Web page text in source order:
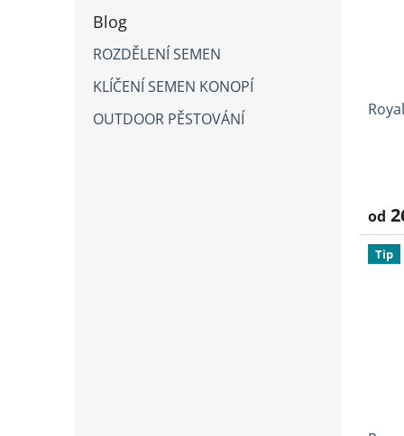
Blog
ROZDĚLENÍ SEMEN
KLÍČENÍ SEMEN KONOPÍ
OUTDOOR PĚSTOVÁNÍ
je
4,0
od
Tip